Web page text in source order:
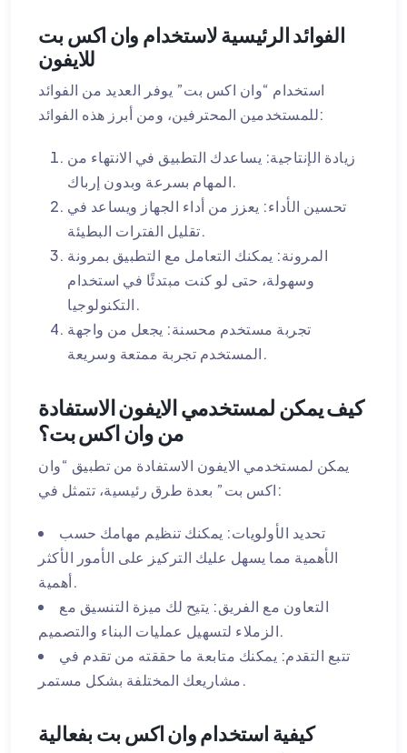
الفوائد الرئيسية لاستخدام وان اكس بت
للايفون
استخدام “وان اكس بت” يوفر العديد من الفوائد
للمستخدمين المحترفين، ومن أبرز هذه الفوائد:
زيادة الإنتاجية: يساعدك التطبيق في الانتهاء من
المهام بسرعة وبدون إرباك.
تحسين الأداء: يعزز من أداء الجهاز ويساعد في
تقليل الفترات البطيئة.
المرونة: يمكنك التعامل مع التطبيق بمرونة
وسهولة، حتى لو كنت مبتدئًا في استخدام
التكنولوجيا.
تجربة مستخدم محسنة: يجعل من واجهة
المستخدم تجربة ممتعة وسريعة.
كيف يمكن لمستخدمي الايفون الاستفادة
من وان اكس بت؟
يمكن لمستخدمي الايفون الاستفادة من تطبيق “وان
اكس بت” بعدة طرق رئيسية، تتمثل في:
تحديد الأولويات: يمكنك تنظيم مهامك حسب
الأهمية مما يسهل عليك التركيز على الأمور الأكثر
أهمية.
التعاون مع الفريق: يتيح لك ميزة التنسيق مع
الزملاء لتسهيل عمليات البناء والتصميم.
تتبع التقدم: يمكنك متابعة ما حققته من تقدم في
مشاريعك المختلفة بشكل مستمر.
كيفية استخدام وان اكس بت بفعالية